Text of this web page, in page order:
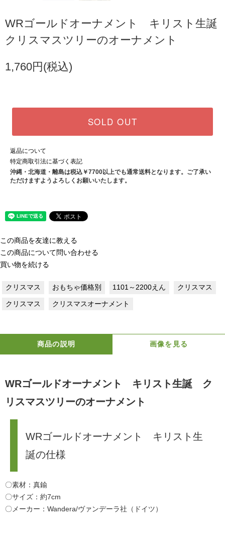
WRゴールドオーナメント キリスト生誕
クリスマスツリーのオーナメント
1,760円(税込)
SOLD OUT
返品について
特定商取引法に基づく表記
沖縄・北海道・離島は税込￥7700以上でも通常送料となります。ご了承い
ただけますようよろしくお願いいたします。
この商品を友達に教える
この商品について問い合わせる
買い物を続ける
クリスマス おもちゃ価格別 1101～2200えん クリスマス
クリスマス クリスマスオーナメント
商品の説明 画像を見る
WRゴールドオーナメント キリスト生誕 ク
リスマスツリーのオーナメント
WRゴールドオーナメント キリスト生
誕の仕様
〇素材：真鍮
〇サイズ：約7cm
〇メーカー：Wandera/ヴァンデーラ社（ドイツ）